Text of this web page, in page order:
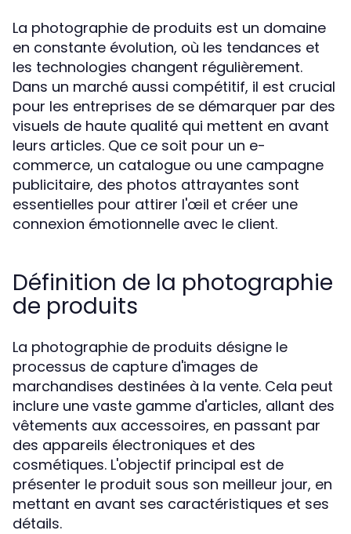
La photographie de produits est un domaine
en constante évolution, où les tendances et
les technologies changent régulièrement.
Dans un marché aussi compétitif, il est crucial
pour les entreprises de se démarquer par des
visuels de haute qualité qui mettent en avant
leurs articles. Que ce soit pour un e-
commerce, un catalogue ou une campagne
publicitaire, des photos attrayantes sont
essentielles pour attirer l'œil et créer une
connexion émotionnelle avec le client.
Définition de la photographie
de produits
La photographie de produits désigne le
processus de capture d'images de
marchandises destinées à la vente. Cela peut
inclure une vaste gamme d'articles, allant des
vêtements aux accessoires, en passant par
des appareils électroniques et des
cosmétiques. L'objectif principal est de
présenter le produit sous son meilleur jour, en
mettant en avant ses caractéristiques et ses
détails.